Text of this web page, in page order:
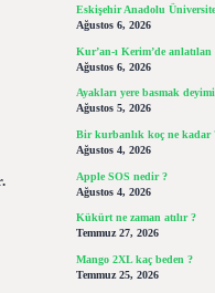
Eskişehir Anadolu
Ağustos 6, 2026
Kur’an-ı Kerim’de
Ağustos 6, 2026
Ayakları yere basmak
Ağustos 5, 2026
Bir kurbanlık koç ne kadar
Ağustos 4, 2026
Apple SOS nedir ?
Ağustos 4, 2026
Kükürt ne zaman atılır ?
Temmuz 27, 2026
Mango 2XL kaç beden ?
Temmuz 25, 2026